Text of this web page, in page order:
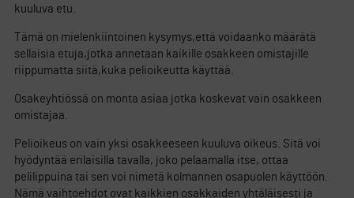
kuuluva etu.
Tämä on mielenkiintoinen kysymys,että voidaanko määrätä
sellaisia etuja,jotka annetaan kaikille osakkeen omistajille
riippumatta siitä,kuka pelioikeutta käyttää.
Osakeyhtiössä on monta asiaa jotka koskevat vain osakkeen
omistajaa.
Pelioikeus on vain yksi osakkeeseen kuuluva oikeus. Sitä voi
hyödyntää erilaisilla tavalla, joko pelaamalla itse, ottaa
pelilippuina tai sen voi nimetä kolmannen osapuolen käyttöön.
Nämä vaihtoehdot ovat kaikkien osakkaiden yhtäläisesti ja